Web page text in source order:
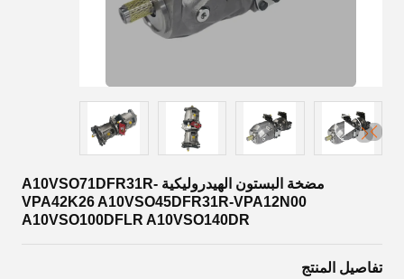
مضخة البستون الهيدروليكية A10VSO71DFR31R-
VPA42K26 A10VSO45DFR31R-VPA12N00
A10VSO100DFLR A10VSO140DR
تفاصيل المنتج